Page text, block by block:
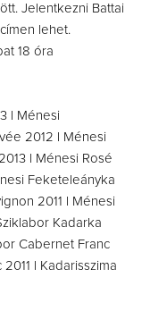
Jelentkezni Battai
lehet.
18 óra
l Ménesi
2012 l Ménesi
l Ménesi Rosé
Feketeleányka
2011 l Ménesi
Kadarka
Cabernet Franc
l Kadarisszima